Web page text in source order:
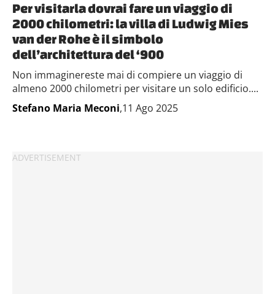
Per visitarla dovrai fare un viaggio di
2000 chilometri: la villa di Ludwig Mies
van der Rohe è il simbolo
dell’architettura del ‘900
Non immaginereste mai di compiere un viaggio di
almeno 2000 chilometri per visitare un solo edificio....
Stefano Maria Meconi,11 Ago 2025